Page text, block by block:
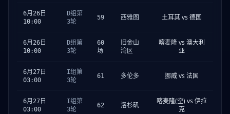
6月26日
10:00
D组第
3轮
59 西雅图 土耳其 vs 德国
6月26日
10:00
D组第
3轮
60
场
旧金山
湾区
喀麦隆 vs 澳大利
亚
6月27日
03:00
I组第
3轮
61 多伦多 挪威 vs 法国
6月27日
03:00
I组第
3轮
62 洛杉矶
喀麦隆(空) vs 伊拉
克